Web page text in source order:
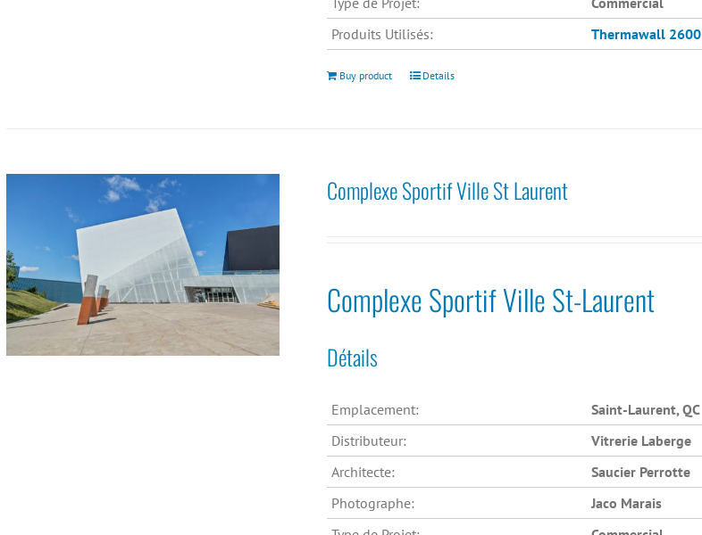
Produits Utilisés:
Thermawall 2600
Buy product Details
Complexe Sportif Ville St Laurent
Complexe Sportif Ville St-Laurent
Détails
Emplacement:
Saint-Laurent, QC
Distributeur:
Vitrerie Laberge
Architecte:
Saucier Perrotte
Photographe:
Jaco Marais